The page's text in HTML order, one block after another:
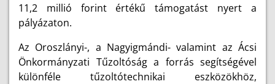
11,2 millió forint értékű támogatást nyert a
pályázaton.
Az Oroszlányi-, a Nagyigmándi- valamint az Ácsi
Önkormányzati Tűzoltóság a forrás segítségével
különféle tűzoltótechnikai eszközökhöz,